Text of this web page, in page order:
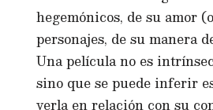
hegemónicos, de su amor
personajes, de su manera
Una película no es
sino que se puede inferir
verla en relación con su